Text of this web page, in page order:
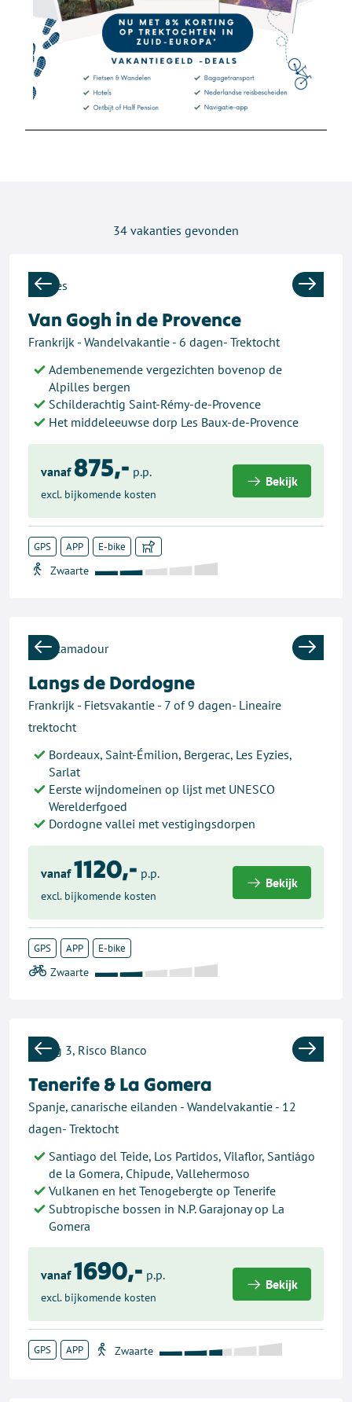
34 vakanties gevonden
Previous Next
Van Gogh in de Provence
Frankrijk - Wandelvakantie - 6 dagen- Trektocht
Adembenemende vergezichten bovenop de
Alpilles bergen
Schilderachtig Saint-Rémy-de-Provence
Het middeleeuwse dorp Les Baux-de-Provence
vanaf 875,- p.p.
excl. bijkomende kosten
Bekijk
GPS APP E-bike
Previous Next
Langs de Dordogne
Frankrijk - Fietsvakantie - 7 of 9 dagen- Lineaire
trektocht
Bordeaux, Saint-Émilion, Bergerac, Les Eyzies,
Sarlat
Eerste wijndomeinen op lijst met UNESCO
Werelderfgoed
Dordogne vallei met vestigingsdorpen
vanaf 1120,- p.p.
excl. bijkomende kosten
Bekijk
GPS APP E-bike
Previous Next
Tenerife & La Gomera
Spanje, canarische eilanden - Wandelvakantie - 12
dagen- Trektocht
Santiago del Teide, Los Partidos, Vilaflor, Santiágo
de la Gomera, Chipude, Vallehermoso
Vulkanen en het Tenogebergte op Tenerife
Subtropische bossen in N.P. Garajonay op La
Gomera
vanaf 1690,- p.p.
excl. bijkomende kosten
Bekijk
GPS APP